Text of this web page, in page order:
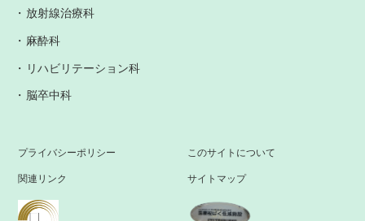
放射線治療科
麻酔科
リハビリテーション科
脳卒中科
プライバシーポリシー このサイトについて
関連リンク サイトマップ